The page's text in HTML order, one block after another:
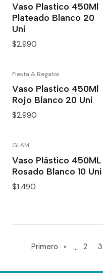
Vaso Plastico 450Ml
Plateado Blanco 20
Uni
$2.990
Fiesta & Regalos
Vaso Plastico 450Ml
Rojo Blanco 20 Uni
$2.990
GLAM
Vaso Plástico 450ML
Rosado Blanco 10 Uni
$1.490
Primero « ... 2 3